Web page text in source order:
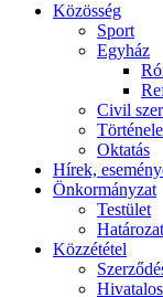
Közösség
Sport
Egyház
Civil
Oktatás
Hírek,
Önkormányzat
Testület
Közzététel